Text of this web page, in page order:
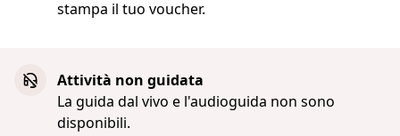
stampa il tuo voucher.
Attività non guidata
La guida dal vivo e l'audioguida non sono
disponibili.